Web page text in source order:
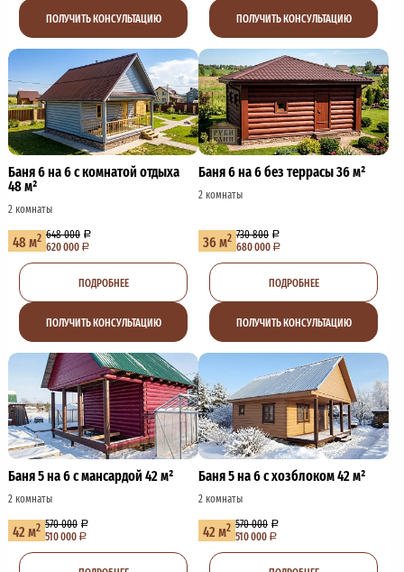
ПОЛУЧИТЬ КОНСУЛЬТАЦИЮ ПОЛУЧИТЬ КОНСУЛЬТАЦИЮ
Баня 6 на 6 с комнатой отдыха
48 м²
2 комнаты
48 м2 648 000
620 000
ПОДРОБНЕЕ
ПОЛУЧИТЬ КОНСУЛЬТАЦИЮ
Баня 6 на 6 без террасы 36 м²
2 комнаты
36 м2 730 800
680 000
ПОДРОБНЕЕ
ПОЛУЧИТЬ КОНСУЛЬТАЦИЮ
Баня 5 на 6 с мансардой 42 м²
2 комнаты
42 м2 570 000
510 000
Баня 5 на 6 с хозблоком 42 м²
2 комнаты
42 м2 570 000
510 000